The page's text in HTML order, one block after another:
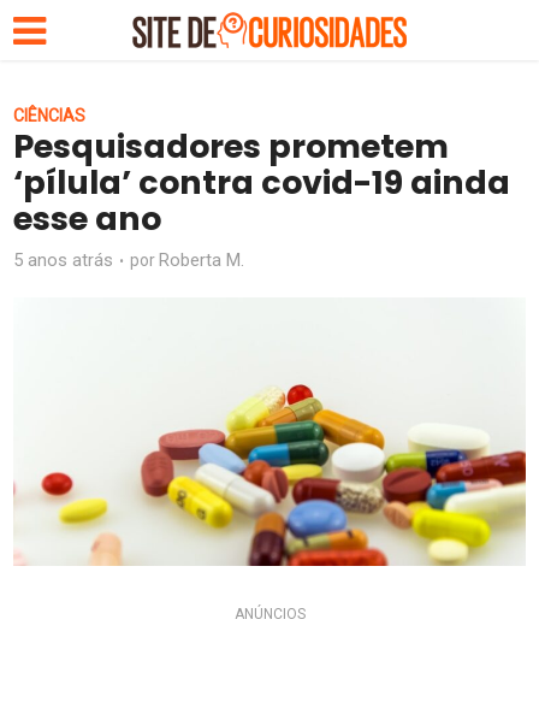
CIÊNCIAS
Pesquisadores prometem
‘pílula’ contra covid-19 ainda
esse ano
5 anos atrás por Roberta M.
ANÚNCIOS